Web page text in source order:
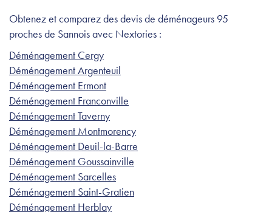
Obtenez et comparez des devis de déménageurs 95
proches de Sannois avec Nextories :
Déménagement Cergy
Déménagement Argenteuil
Déménagement Ermont
Déménagement Franconville
Déménagement Taverny
Déménagement Montmorency
Déménagement Deuil-la-Barre
Déménagement Goussainville
Déménagement Sarcelles
Déménagement Saint-Gratien
Déménagement Herblay